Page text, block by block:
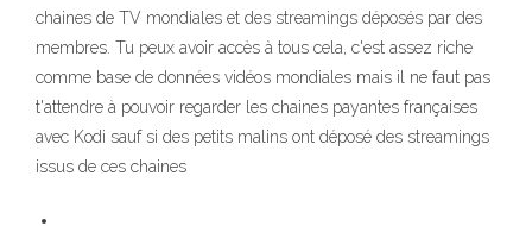
chaines de TV mondiales et des streamings déposés par des
membres. Tu peux avoir accès à tous cela, c'est assez riche
comme base de données vidéos mondiales mais il ne faut pas
t'attendre à pouvoir regarder les chaines payantes françaises
avec Kodi sauf si des petits malins ont déposé des streamings
issus de ces chaines